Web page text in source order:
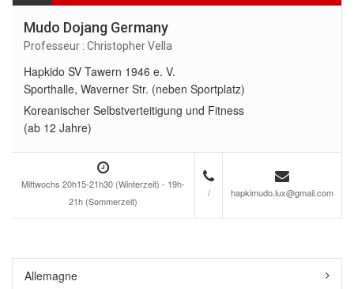
Mudo Dojang Germany
Professeur : Christopher Vella
Hapkido SV Tawern 1946 e. V.
Sporthalle, Waverner Str. (neben Sportplatz)
Koreanischer Selbstverteitigung und Fitness
(ab 12 Jahre)
Mittwochs 20h15-21h30 (Winterzeit) - 19h-
21h (Sommerzeit)
/ hapkimudo.lux@gmail.com
Allemagne